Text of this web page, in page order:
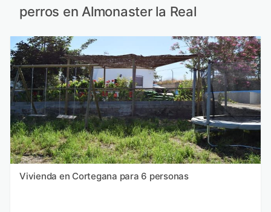
perros en Almonaster la Real
Vivienda en Cortegana para 6 personas